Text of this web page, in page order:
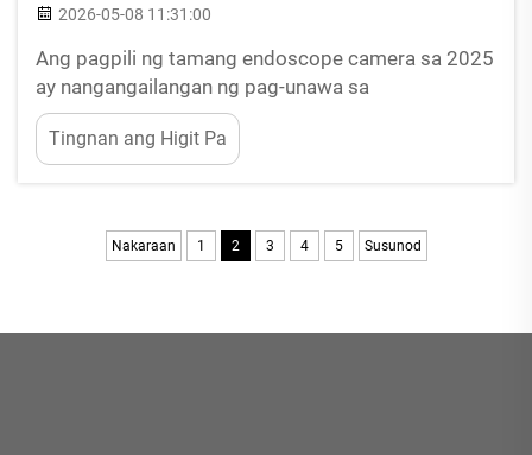
2026-05-08 11:31:00
Ang pagpili ng tamang endoscope camera sa 2025
ay nangangailangan ng pag-unawa sa
pinakabagong mga teknolohikal na unlad, mga
teknikal na tukoy sa pagganap, at mga
kinakailangan na nakabase sa partikular na
modelo mula sa mga pangunahing kagamitan sa
pagsusuri. Ang mga propesyonal na buyer...
Tingnan ang Higit Pa
Nakaraan 1 2 3 4 5 Susunod